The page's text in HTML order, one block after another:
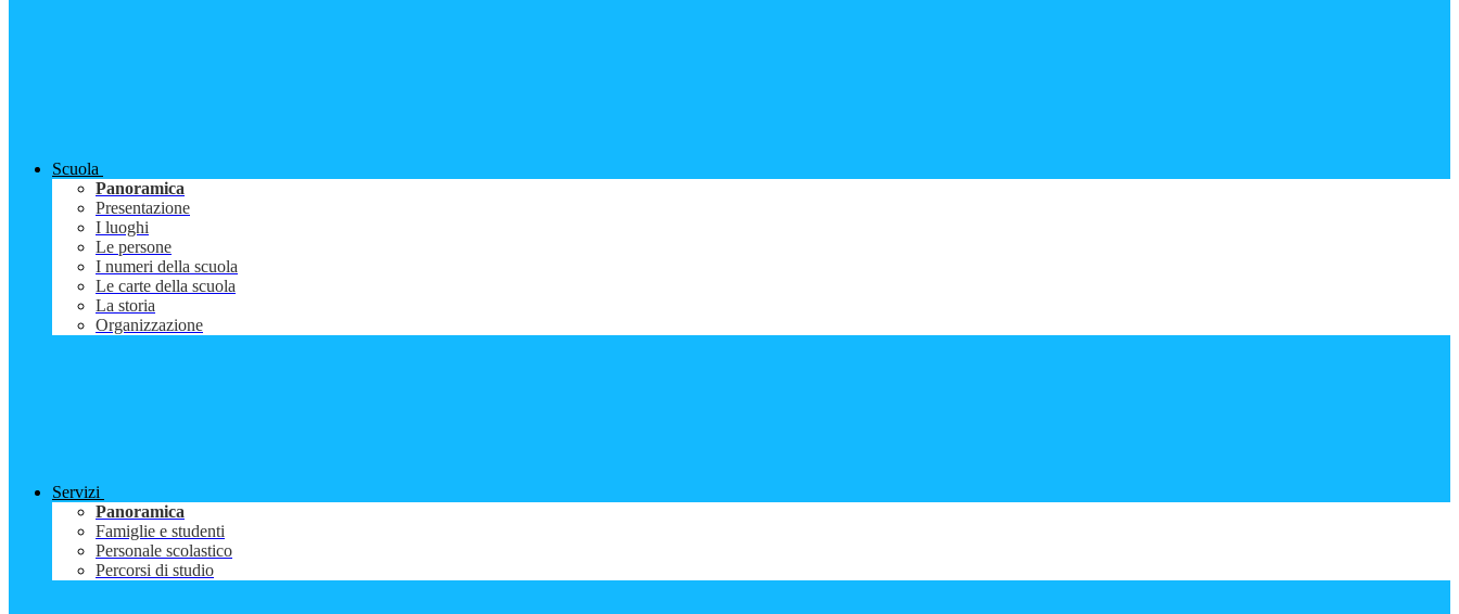
Scuola
Panoramica
Presentazione
I luoghi
Le persone
I numeri della scuola
Le carte della scuola
La storia
Organizzazione
Servizi
Panoramica
Famiglie e studenti
Personale scolastico
Percorsi di studio